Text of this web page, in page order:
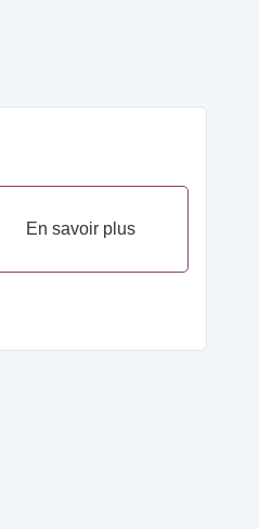
En savoir plus